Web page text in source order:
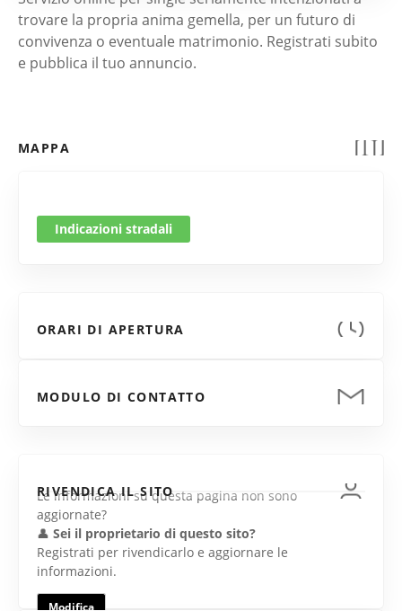
trovare la propria anima gemella, per un futuro di
convivenza o eventuale matrimonio. Registrati subito
e pubblica il tuo annuncio.
MAPPA
Indicazioni stradali
ORARI DI APERTURA
MODULO DI CONTATTO
RIVENDICA IL SITO
Le informazioni su questa pagina non sono
aggiornate?
👤 Sei il proprietario di questo sito?
Registrati per rivendicarlo e aggiornare le
informazioni.
Modifica